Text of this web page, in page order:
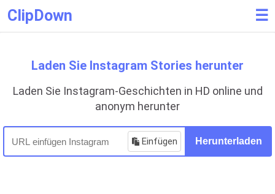
ClipDown ☰
Laden Sie Instagram Stories herunter
Laden Sie Instagram-Geschichten in HD online und
anonym herunter
Einfügen Herunterladen